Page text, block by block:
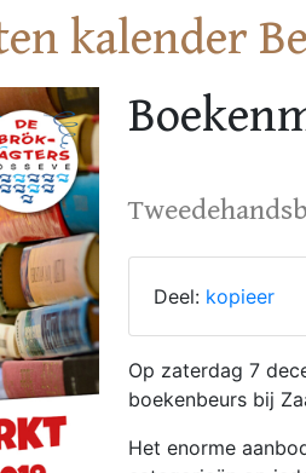
kalender
Deel: kopieer
Op zaterdag 7
boekenbeurs bij
Het enorme